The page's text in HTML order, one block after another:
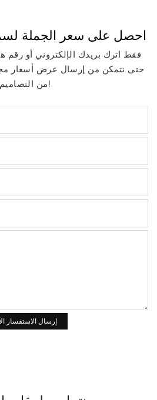
احصل على سعر الجملة
فقط اترك بريدك الإلكتروني أو رقم
حتى نتمكن من إرسال عرض أسعار
من التصاميم!
إرسال الاستفسار